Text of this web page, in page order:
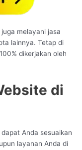
melayani jasa
lainnya. Tetap di
dikerjakan oleh
di
Anda sesuaikan
layanan Anda di